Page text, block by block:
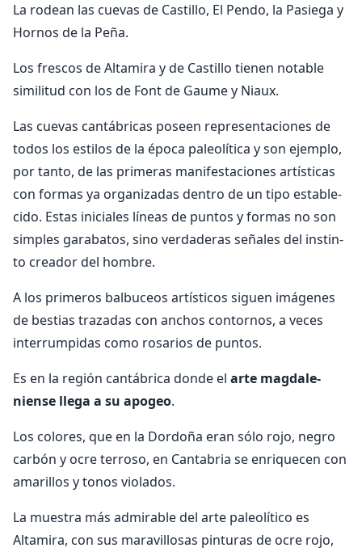
La rodean las cuevas de Castillo, El Pendo, la Pasiega y
Hornos de la Pe­ña.
Los frescos de Altamira y de Castillo tienen notable
similitud con los de Font de Gaume y Niaux.
Las cuevas cantábricas poseen representaciones de
todos los estilos de la época paleolítica y son ejemplo,
por tanto, de las primeras manifestaciones artísticas
con formas ya organizadas dentro de un tipo estable­
cido. Estas iniciales líneas de puntos y formas no son
simples garabatos, sino verdaderas señales del instin­
to creador del hombre.
A los primeros balbuceos artísticos siguen imáge­nes
de bestias trazadas con anchos contornos, a veces
interrumpidas como rosarios de puntos.
Es en la región cantábrica donde el arte magdale­
niense llega a su apogeo.
Los colores, que en la Dor­doña eran sólo rojo, negro
carbón y ocre terroso, en Cantabria se enriquecen con
amarillos y tonos viola­dos.
La muestra más admirable del arte paleolítico es
Altamira, con sus maravillosas pinturas de ocre rojo,